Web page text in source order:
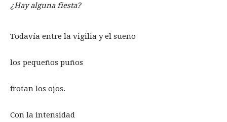
¿Hay alguna fiesta?
Todavía entre la vigilia y el sueño
los pequeños puños
frotan los ojos.
Con la intensidad